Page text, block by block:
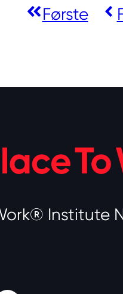
Første
Institute